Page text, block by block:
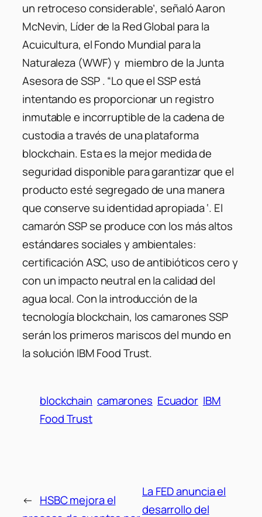
un retroceso considerable’, señaló Aaron
McNevin, Líder de la Red Global para la
Acuicultura, el Fondo Mundial para la
Naturaleza (WWF) y miembro de la Junta
Asesora de SSP . “Lo que el SSP está
intentando es proporcionar un registro
inmutable e incorruptible de la cadena de
custodia a través de una plataforma
blockchain. Esta es la mejor medida de
seguridad disponible para garantizar que el
producto esté segregado de una manera
que conserve su identidad apropiada ‘. El
camarón SSP se produce con los más altos
estándares sociales y ambientales:
certificación ASC, uso de antibióticos cero y
con un impacto neutral en la calidad del
agua local. Con la introducción de la
tecnología blockchain, los camarones SSP
serán los primeros mariscos del mundo en
la solución IBM Food Trust.
blockchain camarones Ecuador IBM
Food Trust
← HSBC mejora el
La FED anuncia el
desarrollo del